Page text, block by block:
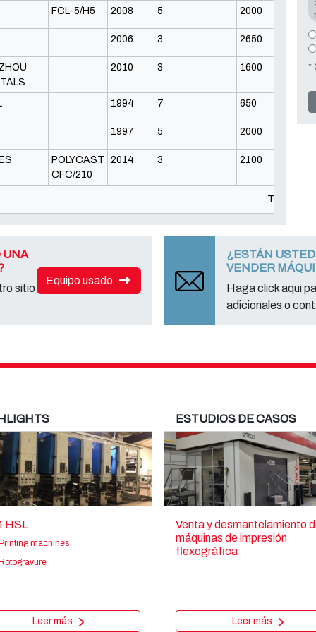
FCL-5/H5 2008 5 2000
2006 3 2650
2010 3 1600
1994 7 650
1997 5 2000
POLYCAST
CFC/210
2014 3 2100
Total: 43
*
UNA
sitio
Equipo usado
¿ESTÁN
VENDER
Haga click aqui
adicionales o
HSL
machines
Leer más
ESTUDIOS DE CASOS
Venta y desmantelamiento
máquinas de impresión
flexográfica
Leer más